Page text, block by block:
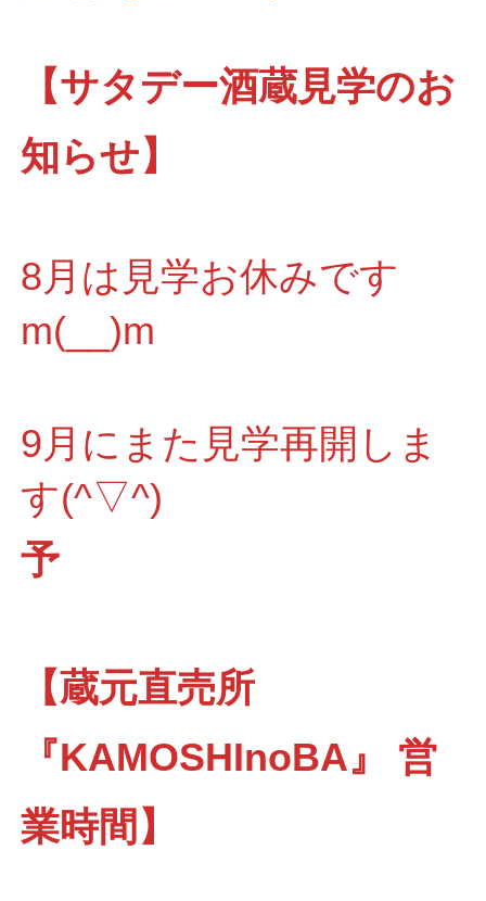
【サタデー酒蔵見学のお
知らせ】
8月は見学お休みです
m(__)m
9月にまた見学再開しま
す(^▽^)
予
【蔵元直売所
『KAMOSHInoBA』 営
業時間】